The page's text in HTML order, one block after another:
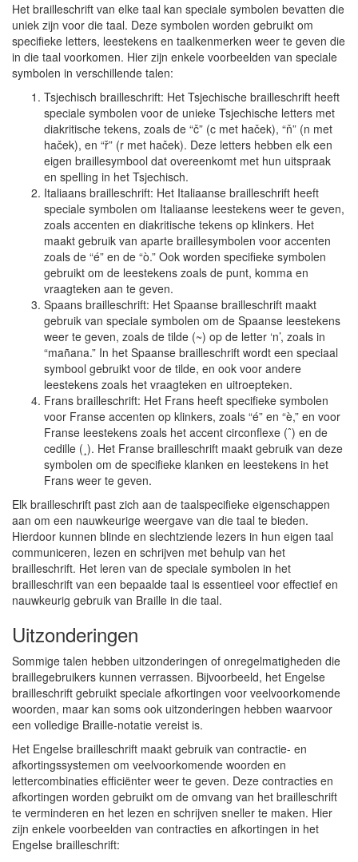
Het brailleschrift van elke taal kan speciale symbolen bevatten die
uniek zijn voor die taal. Deze symbolen worden gebruikt om
specifieke letters, leestekens en taalkenmerken weer te geven die
in die taal voorkomen. Hier zijn enkele voorbeelden van speciale
symbolen in verschillende talen:
Tsjechisch brailleschrift: Het Tsjechische brailleschrift heeft
speciale symbolen voor de unieke Tsjechische letters met
diakritische tekens, zoals de “č” (c met haček), “ň” (n met
haček), en “ř” (r met haček). Deze letters hebben elk een
eigen braillesymbool dat overeenkomt met hun uitspraak
en spelling in het Tsjechisch.
Italiaans brailleschrift: Het Italiaanse brailleschrift heeft
speciale symbolen om Italiaanse leestekens weer te geven,
zoals accenten en diakritische tekens op klinkers. Het
maakt gebruik van aparte braillesymbolen voor accenten
zoals de “é” en de “ò.” Ook worden specifieke symbolen
gebruikt om de leestekens zoals de punt, komma en
vraagteken aan te geven.
Spaans brailleschrift: Het Spaanse brailleschrift maakt
gebruik van speciale symbolen om de Spaanse leestekens
weer te geven, zoals de tilde (~) op de letter ‘n’, zoals in
“mañana.” In het Spaanse brailleschrift wordt een speciaal
symbool gebruikt voor de tilde, en ook voor andere
leestekens zoals het vraagteken en uitroepteken.
Frans brailleschrift: Het Frans heeft specifieke symbolen
voor Franse accenten op klinkers, zoals “é” en “è,” en voor
Franse leestekens zoals het accent circonflexe (ˆ) en de
cedille (¸). Het Franse brailleschrift maakt gebruik van deze
symbolen om de specifieke klanken en leestekens in het
Frans weer te geven.
Elk brailleschrift past zich aan de taalspecifieke eigenschappen
aan om een nauwkeurige weergave van die taal te bieden.
Hierdoor kunnen blinde en slechtziende lezers in hun eigen taal
communiceren, lezen en schrijven met behulp van het
brailleschrift. Het leren van de speciale symbolen in het
brailleschrift van een bepaalde taal is essentieel voor effectief en
nauwkeurig gebruik van Braille in die taal.
Uitzonderingen
Sommige talen hebben uitzonderingen of onregelmatigheden die
braillegebruikers kunnen verrassen. Bijvoorbeeld, het Engelse
brailleschrift gebruikt speciale afkortingen voor veelvoorkomende
woorden, maar kan soms ook uitzonderingen hebben waarvoor
een volledige Braille-notatie vereist is.
Het Engelse brailleschrift maakt gebruik van contractie- en
afkortingssystemen om veelvoorkomende woorden en
lettercombinaties efficiënter weer te geven. Deze contracties en
afkortingen worden gebruikt om de omvang van het brailleschrift
te verminderen en het lezen en schrijven sneller te maken. Hier
zijn enkele voorbeelden van contracties en afkortingen in het
Engelse brailleschrift: